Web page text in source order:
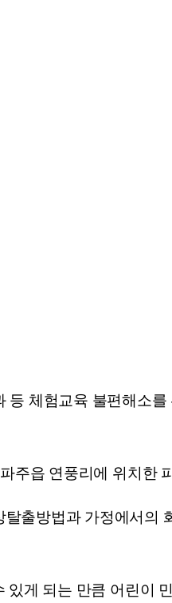
체험교육 불편해소
주읍 연풍리에 위치한
출방법과 가정에서의
게 되는 만큼 어린이